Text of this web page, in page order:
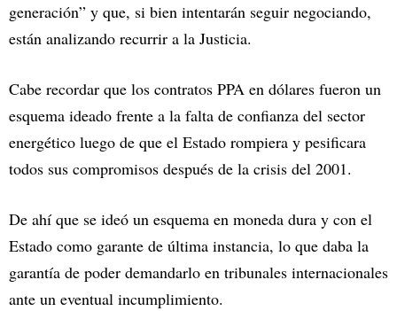
generación” y que, si bien intentarán seguir negociando,
están analizando recurrir a la Justicia.
Cabe recordar que los contratos PPA en dólares fueron un
esquema ideado frente a la falta de confianza del sector
energético luego de que el Estado rompiera y pesificara
todos sus compromisos después de la crisis del 2001.
De ahí que se ideó un esquema en moneda dura y con el
Estado como garante de última instancia, lo que daba la
garantía de poder demandarlo en tribunales internacionales
ante un eventual incumplimiento.